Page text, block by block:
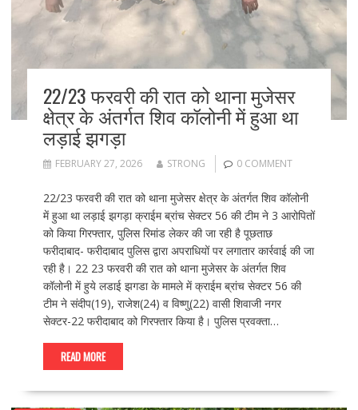
22/23 फरवरी की रात को थाना मुजेसर
क्षेत्र के अंतर्गत शिव कॉलोनी में हुआ था
लड़ाई झगड़ा
FEBRUARY 27, 2026 STRONG 0 COMMENT
22/23 फरवरी की रात को थाना मुजेसर क्षेत्र के अंतर्गत शिव कॉलोनी
में हुआ था लड़ाई झगड़ा क्राईम ब्रांच सेक्टर 56 की टीम ने 3 आरोपितों
को किया गिरफ्तार, पुलिस रिमांड लेकर की जा रही है पूछताछ
फरीदाबाद- फरीदाबाद पुलिस द्वारा अपराधियों पर लगातार कार्रवाई की जा
रही है। 22 23 फरवरी की रात को थाना मुजेसर के अंतर्गत शिव
कॉलोनी में हुये लडाई झगडा के मामले में क्राईम ब्रांच सेक्टर 56 की
टीम ने संदीप(19), राजेश(24) व विष्णु(22) वासी शिवाजी नगर
सेक्टर-22 फरीदाबाद को गिरफ्तार किया है। पुलिस प्रवक्ता…
READ MORE